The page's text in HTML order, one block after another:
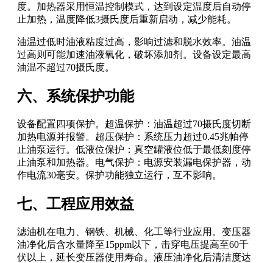
度。加热器采用恒温控制模式，达到设定温度后自动停
止加热，温度降低3摄氏度后重新启动，减少能耗。
油温过低时油液粘度过高，影响过滤和脱水效率。油温
过高则可能加速油液氧化，破坏添加剂。设备设定最高
油温不超过70摄氏度。
六、系统保护功能
设备配置四项保护。超温保护：油温超过70摄氏度切断
加热电源并报警。超压保护：系统压力超过0.45兆帕停
止油泵运行。低液位保护：真空罐液位低于最低刻度停
止油泵和加热器。电气保护：电源安装漏电保护器，动
作电流30毫安。保护功能独立运行，互不影响。
七、工程应用效益
滤油机在电力、钢铁、机械、化工等行业应用。变压器
油净化后含水量降至15ppm以下，击穿电压提高至60千
伏以上，延长变压器使用寿命。液压油净化后清洁度达